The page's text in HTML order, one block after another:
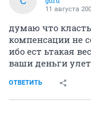
11 августа
думаю что
компенсации не
ибо ест ьтакая
ваши деньги
ОТВЕТИТЬ